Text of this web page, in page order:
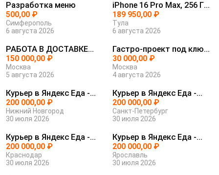
Разработка меню
500,00 ₽
Симферополь
6 августа 2026
iPhone 16 Pro Max, 256 ГБ,
SIM...
189 950,00 ₽
Тула
6 августа 2026
РАБОТА В ДОСТАВКЕ
ЯНДЕКС ЕДА
150 000,00 ₽
Москва
5 августа 2026
Гастро-проект под ключ
с защит...
30 000,00 ₽
Москва
4 августа 2026
Курьер в Яндекс Еда -
уверенно...
200 000,00 ₽
Нижний Новгород
30 июля 2026
Курьер в Яндекс Еда -
уверенно...
200 000,00 ₽
Санкт-Петербург
30 июля 2026
Курьер в Яндекс Еда -
уверенно...
200 000,00 ₽
Краснодар
30 июля 2026
Курьер в Яндекс Еда -
уверенно...
200 000,00 ₽
Ярославль
30 июля 2026